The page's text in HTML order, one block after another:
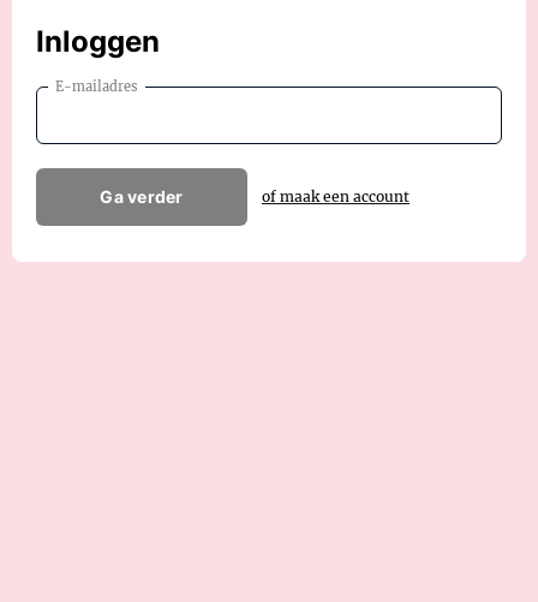
Inloggen
E-mailadres
Ga verder of maak een account